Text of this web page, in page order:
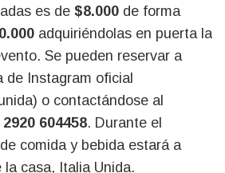
es de $8.000 de forma
adquiriéndolas en puerta la
Se pueden reservar a
de Instagram oficial
o contactándose al
2920 604458. Durante el
comida y bebida estará a
casa, Italia Unida.